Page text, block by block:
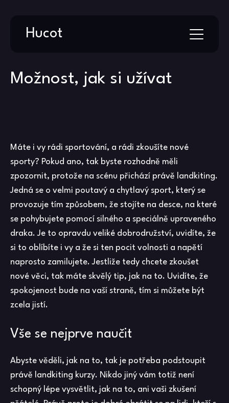
Hucot
Možnost, jak si užívat
Máte i vy rádi sportování, a rádi zkoušíte nové
sporty? Pokud ano, tak byste rozhodně měli
zpozornit, protože na scénu přichází právě landkiting.
Jedná se o velmi poutavý a chytlavý sport, který se
provozuje tím způsobem, že stojíte na desce, na které
se pohybujete pomocí silného a speciálně upraveného
draka. Je to opravdu veliké dobrodružství, uvidíte, že
si to oblíbíte i vy a že si ten pocit volnosti a napětí
naprosto zamilujete. Jestliže tedy chcete zkoušet
nové věci, tak máte skvělý tip, jak na to. Uvidíte, že
spokojenost bude na vaší straně, tím si můžete být
zcela jistí.
Vše se nejprve naučit
Abyste věděli, jak na to, tak je potřeba podstoupit
právě landkiting kurzy. Nikdo jiný vám totiž není
schopný lépe vysvětlit, jak na to, ani vaši zkušení